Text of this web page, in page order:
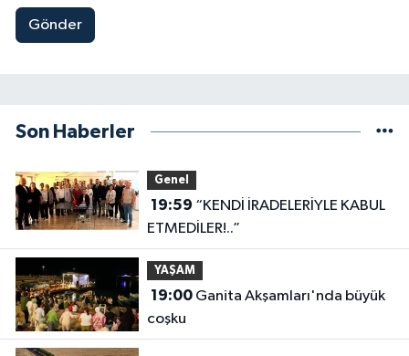
Gönder
Son Haberler
Genel
19:59
ETMEDİLER!..”
YAŞAM
19:00Ganita Akşamları'nda büyük
coşku